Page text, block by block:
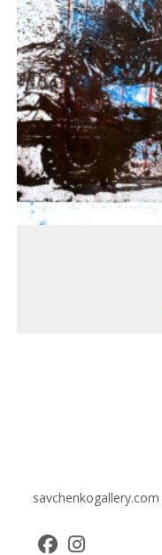
savchenkogallery.com